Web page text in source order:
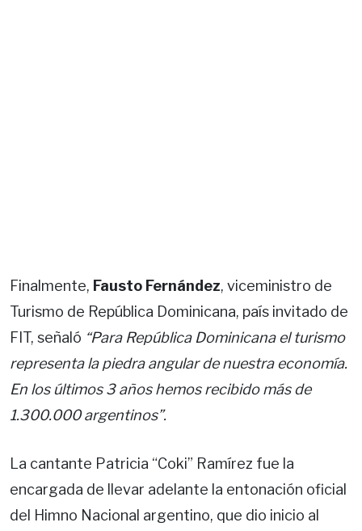
Finalmente, Fausto Fernández, viceministro de
Turismo de República Dominicana, país invitado de
FIT, señaló “Para República Dominicana el turismo
representa la piedra angular de nuestra economía.
En los últimos 3 años hemos recibido más de
1.300.000 argentinos”.
La cantante Patricia “Coki” Ramírez fue la
encargada de llevar adelante la entonación oficial
del Himno Nacional argentino, que dio inicio al